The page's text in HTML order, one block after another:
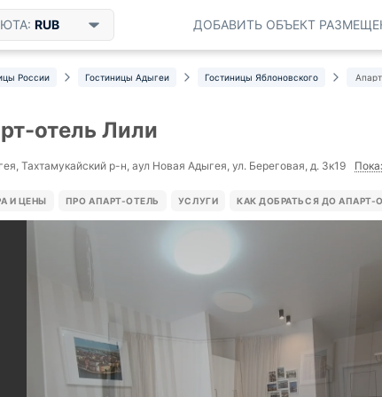
RUB ДОБАВИТЬ ОБЪЕКТ
России Гостиницы Адыгеи Гостиницы Яблоновского
отель Лили
Тахтамукайский р-н, аул Новая Адыгея, ул. Береговая, д. 3к19
И ЦЕНЫ ПРО АПАРТ-ОТЕЛЬ УСЛУГИ КАК ДОБРАТЬСЯ ДО АПАРТ-